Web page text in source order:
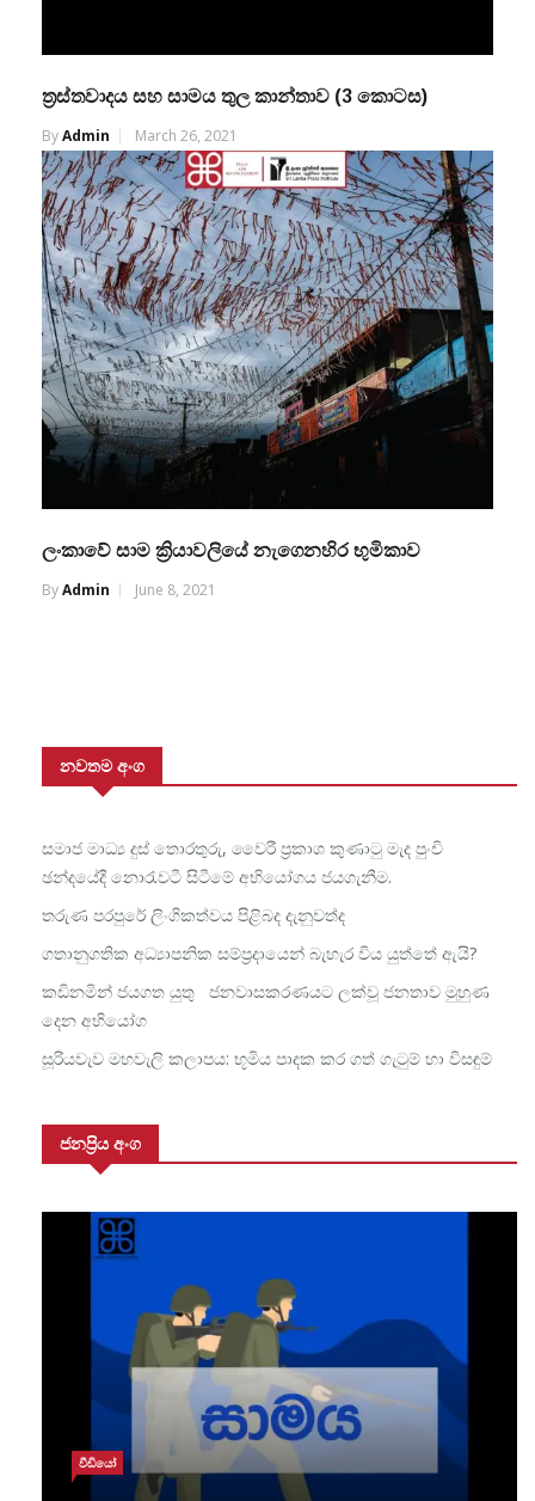
ත්‍රස්තවාදය සහ සාමය තුල කාන්තාව (3 කොටස)
ByAdmin March 26, 2021
ලංකාවේ සාම ක්‍රියාවලියේ නැගෙනහිර භුමිකාව
ByAdmin June 8, 2021
නවතම අංග
සමාජ මාධ්‍ය දුස් තොරතුරු, වෛරී ප්‍රකාශ කුණාටු මැද පුංචි
ඡන්දයේදී නොරැවටී සිටීමේ අභියෝගය ජයගැනීම.
තරුණ පරපුරේ ලිංගිකත්වය පිළිබද දැනුවත්ද
ගතානුගතික අධ්‍යාපනික සම්ප්‍රදායෙන් බැහැර විය යුත්තේ ඇයි?
කඩිනමින් ජයගත යුතු ජනවාසකරණයට ලක්වූ ජනතාව මුහුණ
දෙන අභියෝග
සූරියවැව මහවැලි කලාපය: භූමිය පාදක කර ගත් ගැටුම් හා විසඳුම්
ජනප්‍රිය අංග
වීඩියෝ